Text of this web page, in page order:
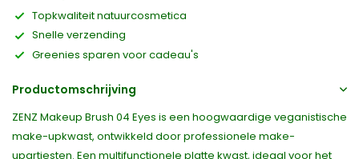
Topkwaliteit natuurcosmetica
Snelle verzending
Greenies sparen voor cadeau's
Productomschrijving
ZENZ Makeup Brush 04 Eyes is een hoogwaardige veganistische
make-upkwast, ontwikkeld door professionele make-
upartiesten. Een multifunctionele platte kwast, ideaal voor het